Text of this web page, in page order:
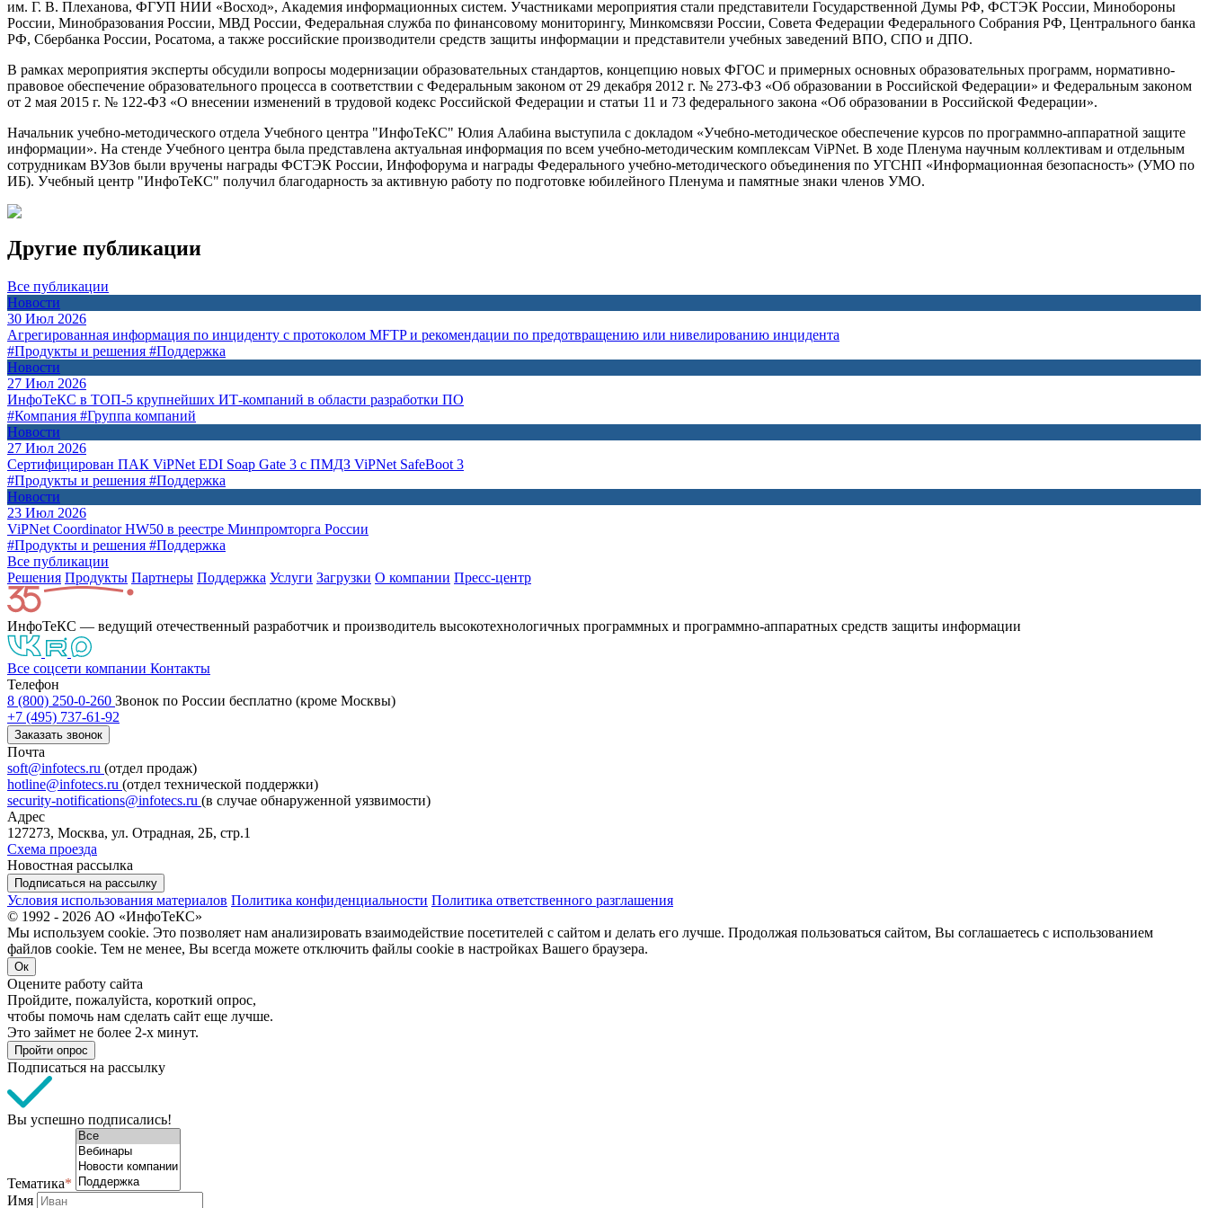
им. Г. В. Плеханова, ФГУП НИИ «Восход», Академия информационных систем. Участниками мероприятия стали представители Государственной Думы РФ, ФСТЭК России, Минобороны
России, Минобразования России, МВД России, Федеральная служба по финансовому мониторингу, Минкомсвязи России, Совета Федерации Федерального Собрания РФ, Центрального банка
РФ, Сбербанка России, Росатома, а также российские производители средств защиты информации и представители учебных заведений ВПО, СПО и ДПО.
В рамках мероприятия эксперты обсудили вопросы модернизации образовательных стандартов, концепцию новых ФГОС и примерных основных образовательных программ, нормативно-
правовое обеспечение образовательного процесса в соответствии с Федеральным законом от 29 декабря 2012 г. № 273-ФЗ «Об образовании в Российской Федерации» и Федеральным законом
от 2 мая 2015 г. № 122-ФЗ «О внесении изменений в трудовой кодекс Российской Федерации и статьи 11 и 73 федерального закона «Об образовании в Российской Федерации».
Начальник учебно-методического отдела Учебного центра "ИнфоТеКС" Юлия Алабина выступила с докладом «Учебно-методическое обеспечение курсов по программно-аппаратной защите
информации». На стенде Учебного центра была представлена актуальная информация по всем учебно-методическим комплексам ViPNet. В ходе Пленума научным коллективам и отдельным
сотрудникам ВУЗов были вручены награды ФСТЭК России, Инфофорума и награды Федерального учебно-методического объединения по УГСНП «Информационная безопасность» (УМО по
ИБ). Учебный центр "ИнфоТеКС" получил благодарность за активную работу по подготовке юбилейного Пленума и памятные знаки членов УМО.
Другие публикации
Все публикации
Новости
30 Июл 2026
Агрегированная информация по инциденту с протоколом MFTP и рекомендации по предотвращению или нивелированию инцидента
#Продукты и решения #Поддержка
Новости
27 Июл 2026
ИнфоТеКС в ТОП-5 крупнейших ИТ-компаний в области разработки ПО
#Компания #Группа компаний
Новости
27 Июл 2026
Сертифицирован ПАК ViPNet EDI Soap Gate 3 с ПМДЗ ViPNet SafeBoot 3
#Продукты и решения #Поддержка
Новости
23 Июл 2026
ViPNet Coordinator HW50 в реестре Минпромторга России
#Продукты и решения #Поддержка
Все публикации
Решения Продукты Партнeры Поддержка Услуги Загрузки О компании Пресс-центр
ИнфоТеКС — ведущий отечественный разработчик и производитель высокотехнологичных программных и программно-аппаратных средств защиты информации
Все соцсети компании Контакты
Телефон
8 (800) 250-0-260 Звонок по России бесплатно (кроме Москвы)
+7 (495) 737-61-92
Заказать звонок
Почта
soft@infotecs.ru (отдел продаж)
hotline@infotecs.ru (отдел технической поддержки)
security-notifications@infotecs.ru (в случае обнаруженной уязвимости)
Адрес
127273, Москва, ул. Отрадная, 2Б, стр.1
Схема проезда
Новостная рассылка
Подписаться на рассылку
Условия использования материалов Политика конфиденциальности Политика ответственного разглашения
© 1992 - 2026 АО «ИнфоТеКС»
Мы используем cookie. Это позволяет нам анализировать взаимодействие посетителей с сайтом и делать его лучше. Продолжая пользоваться сайтом, Вы соглашаетесь с использованием
файлов cookie. Тем не менее, Вы всегда можете отключить файлы cookie в настройках Вашего браузера.
Ок
Оцените работу сайта
Пройдите, пожалуйста, короткий опрос,
чтобы помочь нам сделать сайт еще лучше.
Это займет не более 2-х минут.
Пройти опрос
Подписаться на рассылку
Вы успешно подписались!
Тематика*
Имя